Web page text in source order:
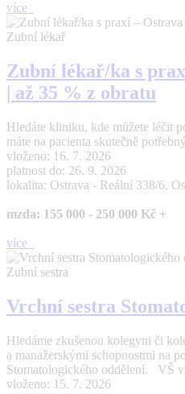
více
Zubní lékař
Zubní lékař/ka s
| až 35 % z obratu
Hledáte kliniku, kde můžete léčit
máte na pacienta skutečně
vloženo: 16. 7. 2026
platnost do: 26. 9. 2026
lokalita: Ostrava - Reální 338/6,
mzda: 155 000 - 250 000 Kč +
více
Zubní sestra
Vrchní sestra
Hledáme zkušenou kolegyni či
a manažerskými schopnostmi na
Stomatologického oddělení. VŠ
vloženo: 15. 7. 2026